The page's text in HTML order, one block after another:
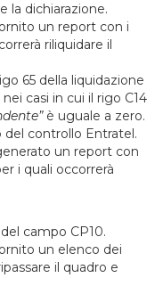
la dichiarazione.
un report con i
riliquidare il
65 della liquidazione
casi in cui il rigo C14
è uguale a zero.
del controllo Entratel.
un report con
i quali occorrerà
campo CP10.
un elenco dei
il quadro e